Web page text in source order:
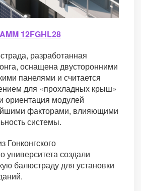
12FGHL28
разработанная
оснащена двусторонними
панелями и считается
для «прохладных крыш»
ориентация модулей
факторами, влияющими
системы.
Гонконгского
университета создали
балюстраду для установки